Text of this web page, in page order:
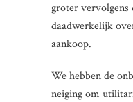
groter vervolgens
daadwerkelijk
aankoop.
We hebben de
neiging om